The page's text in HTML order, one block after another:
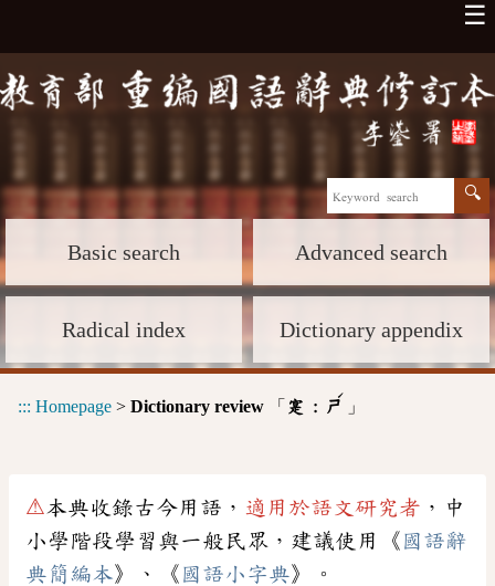
☰
Basic search Advanced search
Radical index Dictionary appendix
::: Homepage > Dictionary review 「 寔 : ㄕ
ˊ
」
⚠本典收錄古今用語， 適用於語文研究者 ，中
小學階段學習與一般民眾，建議使用《 國語辭
典簡編本》、《 國語小字典》。